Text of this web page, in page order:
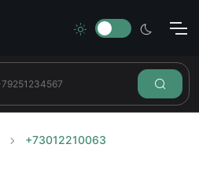
+73012210063